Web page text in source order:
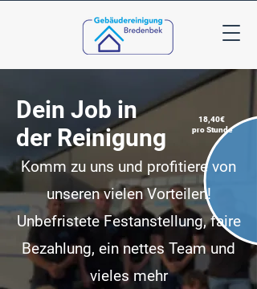
Dein Job in
der Reinigung
18,40€
pro Stunde
Komm zu uns und profitiere von
unseren vielen Vorteilen!
Unbefristete Festanstellung, faire
Bezahlung, ein nettes Team und
vieles mehr